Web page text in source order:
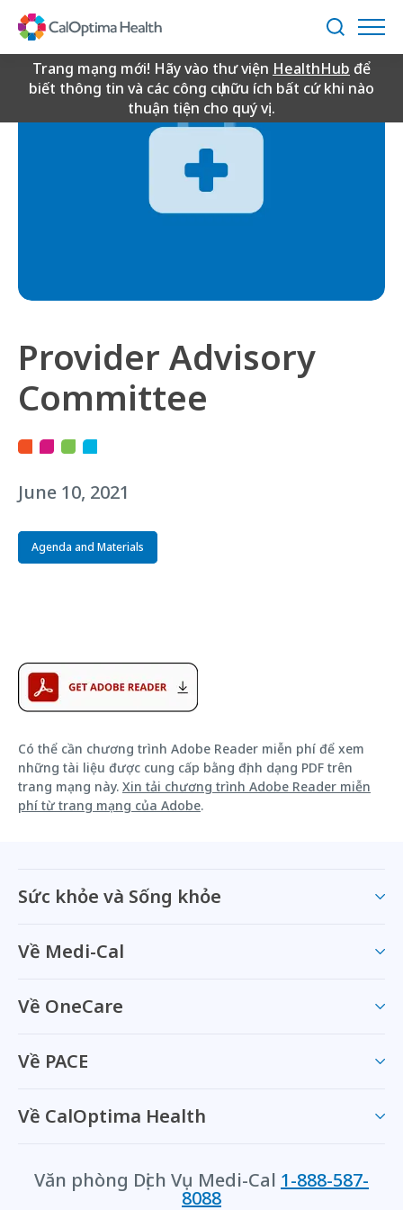
Content
Tìm
kiếm
Trang mạng mới! Hãy vào thư viện HealthHub để
biết thông tin và các công cụ hữu ích bất cứ khi nào
thuận tiện cho quý vị.
Provider Advisory
Committee
June 10, 2021
Agenda and Materials
Có thể cần chương trình Adobe Reader miễn phí để xem
những tài liệu được cung cấp bằng định dạng PDF trên
trang mạng này. Xin tải chương trình Adobe Reader miễn
phí từ trang mạng của Adobe.
Sức khỏe và Sống khỏe
Về Medi-Cal
Về OneCare
Về PACE
Về CalOptima Health
Văn phòng Dịch Vụ Medi-Cal 1-888-587-
8088